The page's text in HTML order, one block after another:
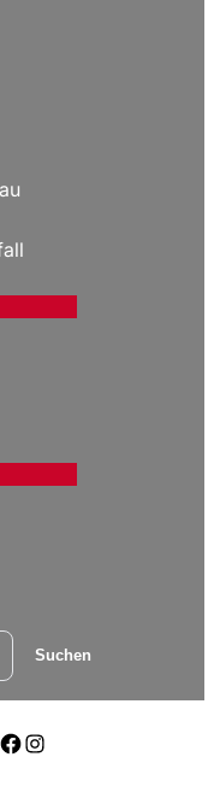
Suchen
Instagram